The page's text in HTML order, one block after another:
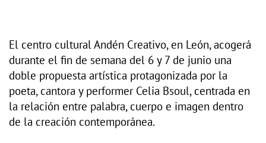
El centro cultural Andén Creativo, en León, acogerá
durante el fin de semana del 6 y 7 de junio una
doble propuesta artística protagonizada por la
poeta, cantora y performer Celia Bsoul, centrada en
la relación entre palabra, cuerpo e imagen dentro
de la creación contemporánea.